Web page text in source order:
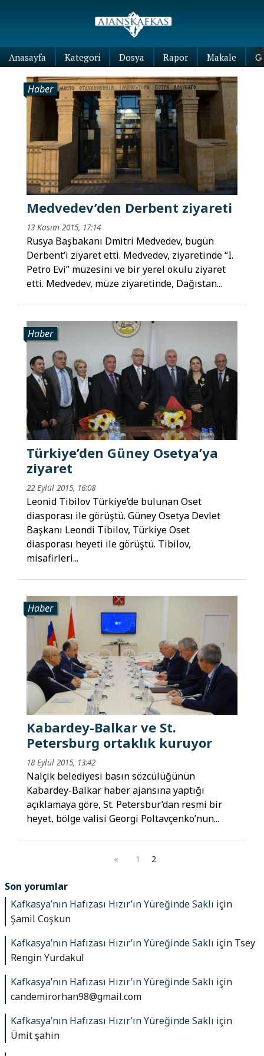
Anasayfa Kategori Dosya Rapor Makale
Haber
Medvedev’den Derbent ziyareti
13 Kasım 2015, 17:14
Rusya Başbakanı Dmitri Medvedev, bugün
Derbent’i ziyaret etti. Medvedev, ziyaretinde “I.
Petro Evi” müzesini ve bir yerel okulu ziyaret
etti. Medvedev, müze ziyaretinde, Dağıstan...
Haber
Türkiye’den Güney Osetya’ya
ziyaret
22 Eylül 2015, 16:08
Leonid Tibilov Türkiye’de bulunan Oset
diasporası ile görüştü. Güney Osetya Devlet
Başkanı Leondi Tibilov, Türkiye Oset
diasporası heyeti ile görüştü. Tibilov,
misafirleri...
Haber
Kabardey-Balkar ve St.
Petersburg ortaklık kuruyor
18 Eylül 2015, 13:42
Nalçik belediyesi basın sözcülüğünün
Kabardey-Balkar haber ajansına yaptığı
açıklamaya göre, St. Petersbur’dan resmi bir
heyet, bölge valisi Georgi Poltavçenko’nun...
« 1 2
Son yorumlar
Kafkasya’nın Hafızası Hızır’ın Yüreğinde Saklı için
Şamil Coşkun
Kafkasya’nın Hafızası Hızır’ın Yüreğinde Saklı için Tsey
Rengin Yurdakul
Kafkasya’nın Hafızası Hızır’ın Yüreğinde Saklı için
candemirorhan98@gmail.com
Kafkasya’nın Hafızası Hızır’ın Yüreğinde Saklı için
Ümit şahin